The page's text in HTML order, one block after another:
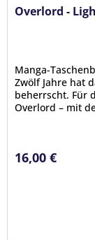
Overlord -
Manga-
Zwölf Jahre hat
beherrscht. Für
Overlord – mit
16,00 €